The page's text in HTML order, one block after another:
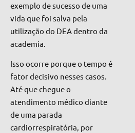
exemplo de sucesso de uma
vida que foi salva pela
utilização do DEA dentro da
academia.
Isso ocorre porque o tempo é
fator decisivo nesses casos.
Até que chegue o
atendimento médico diante
de uma parada
cardiorrespiratória, por